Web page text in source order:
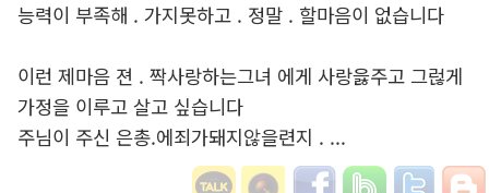
능력이 부족해 . 가지못하고 . 정말 . 할마음이 없습니다
이런 제마음 젼 . 짝사랑하는그녀 에게 사랑읋주고 그럲게
가정을 이루고 살고 싶습니다
주님이 주신 은총.에죄가돼지않을련지 . ...